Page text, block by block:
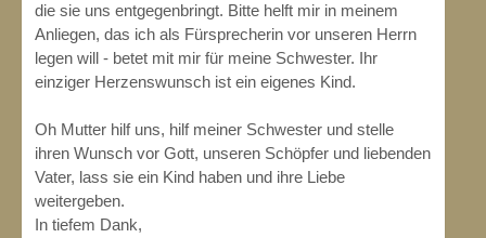
die sie uns entgegenbringt. Bitte helft mir in meinem
Anliegen, das ich als Fürsprecherin vor unseren Herrn
legen will - betet mit mir für meine Schwester. Ihr
einziger Herzenswunsch ist ein eigenes Kind.
Oh Mutter hilf uns, hilf meiner Schwester und stelle
ihren Wunsch vor Gott, unseren Schöpfer und liebenden
Vater, lass sie ein Kind haben und ihre Liebe
weitergeben.
In tiefem Dank,